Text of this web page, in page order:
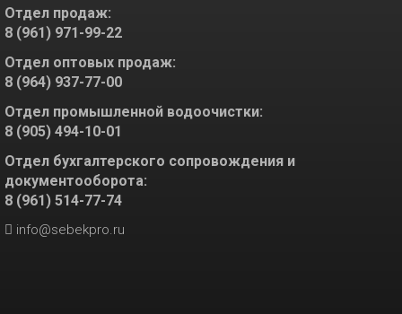
Отдел продаж:
8 (961) 971-99-22
Отдел оптовых продаж:
8 (964) 937-77-00
Отдел промышленной водоочистки:
8 (905) 494-10-01
Отдел бухгалтерского сопровождения и
документооборота:
8 (961) 514-77-74
info@sebekpro.ru